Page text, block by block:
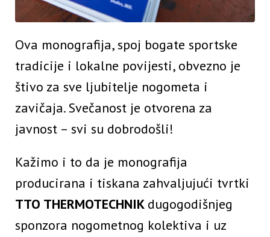
Ova monografija, spoj bogate sportske
tradicije i lokalne povijesti, obvezno je
štivo za sve ljubitelje nogometa i
zavičaja. Svečanost je otvorena za
javnost – svi su dobrodošli!
Kažimo i to da je monografija
producirana i tiskana zahvaljujući tvrtki
TTO THERMOTECHNIK dugogodišnjeg
sponzora nogometnog kolektiva i uz